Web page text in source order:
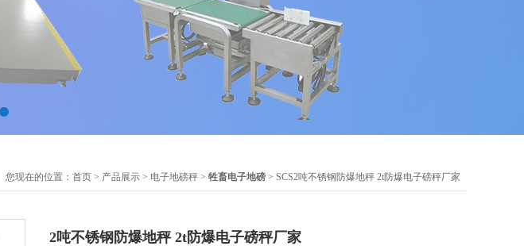
您现在的位置： 首页 > 产品展示 > 电子地磅秤 > 牲畜电子地磅 > SCS2吨不锈钢防爆地秤 2t防爆电子磅秤厂家
2吨不锈钢防爆地秤 2t防爆电子磅秤厂家